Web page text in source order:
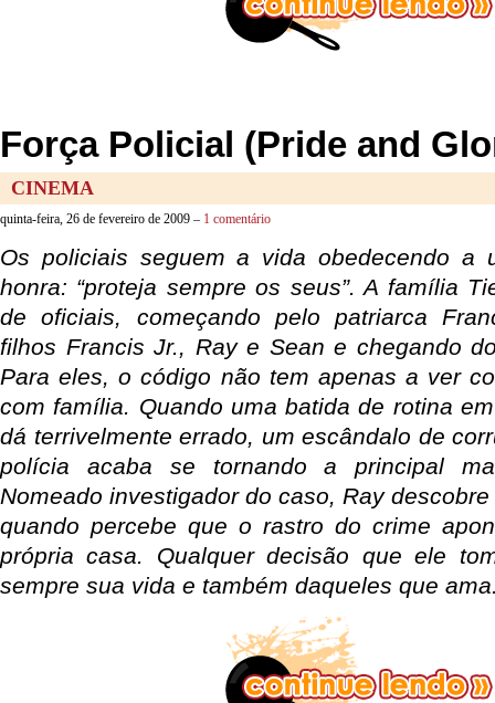
Força Policial (Pride and
CINEMA
quinta-feira, 26 de fevereiro de 2009 – 1 comentário
Os policiais seguem a vida obedecendo a
honra: “proteja sempre os seus”. A família
de oficiais, começando pelo patriarca
filhos Francis Jr., Ray e Sean e chegando
Para eles, o código não tem apenas a ver
com família. Quando uma batida de rotina
dá terrivelmente errado, um escândalo de
polícia acaba se tornando a principal
Nomeado investigador do caso, Ray
quando percebe que o rastro do crime
própria casa. Qualquer decisão que ele
sempre sua vida e também daqueles que